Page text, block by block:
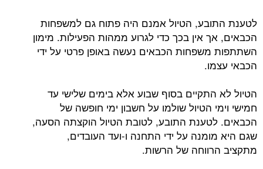
לטענת התובע, הטיול אמנם היה פתוח גם למשפחות
הכבאים, אך אין בכך כדי לגרוע ממהות הפעילות. מימון
השתתפות משפחות הכבאים נעשה באופן פרטי על ידי
הכבאי עצמו.
הטיול לא התקיים בסוף שבוע אלא בימים שלישי עד
חמישי וימי הטיול שולמו על חשבון ימי חופשה של
הכבאים. לטענת התובע, לטובת הטיול הוקצתה הסעה,
שגם היא מומנה על ידי התחנה ו-ועד העובדים,
מתקציב הרווחה של הרשות.